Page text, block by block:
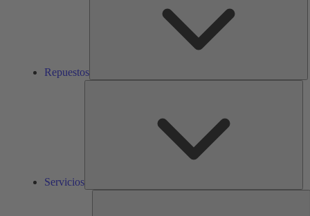
Repuestos
Servicios